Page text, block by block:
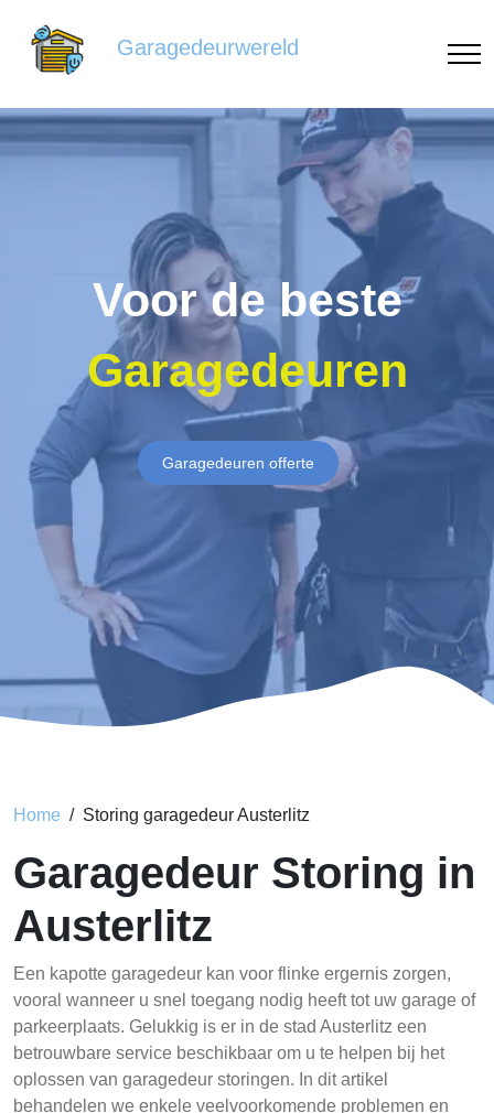
Garagedeurwereld
Voor de beste
Garagedeuren
Garagedeuren offerte
Home Storing garagedeur Austerlitz
Garagedeur Storing in
Austerlitz
Een kapotte garagedeur kan voor flinke ergernis zorgen,
vooral wanneer u snel toegang nodig heeft tot uw garage of
parkeerplaats. Gelukkig is er in de stad Austerlitz een
betrouwbare service beschikbaar om u te helpen bij het
oplossen van garagedeur storingen. In dit artikel
behandelen we enkele veelvoorkomende problemen en